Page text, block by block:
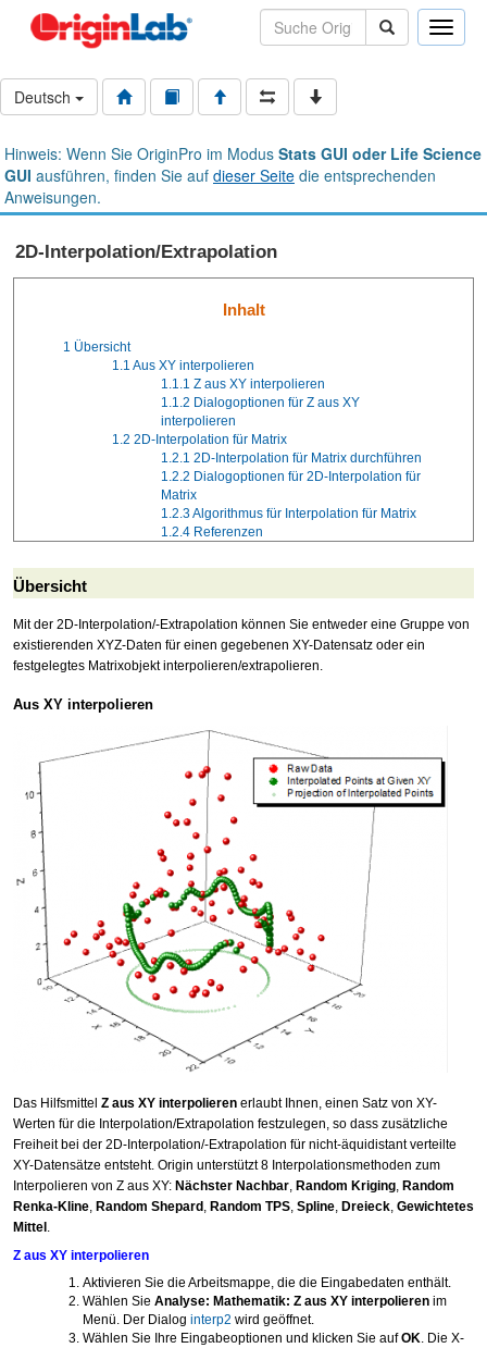
Toggle
Deutsch
Hinweis: Wenn Sie OriginPro im Modus Stats GUI oder Life Science
GUI ausführen, finden Sie auf dieser Seite die entsprechenden
Anweisungen.
2D-Interpolation/Extrapolation
Inhalt
1 Übersicht
1.1 Aus XY interpolieren
1.1.1 Z aus XY interpolieren
1.1.2 Dialogoptionen für Z aus XY
interpolieren
1.2 2D-Interpolation für Matrix
1.2.1 2D-Interpolation für Matrix durchführen
1.2.2 Dialogoptionen für 2D-Interpolation für
Matrix
1.2.3Algorithmus für Interpolation für Matrix
1.2.4 Referenzen
Übersicht
Mit der 2D-Interpolation/-Extrapolation können Sie entweder eine Gruppe von
existierenden XYZ-Daten für einen gegebenen XY-Datensatz oder ein
festgelegtes Matrixobjekt interpolieren/extrapolieren.
Aus XY interpolieren
Das Hilfsmittel Z aus XY interpolieren erlaubt Ihnen, einen Satz von XY-
Werten für die Interpolation/Extrapolation festzulegen, so dass zusätzliche
Freiheit bei der 2D-Interpolation/-Extrapolation für nicht-äquidistant verteilte
XY-Datensätze entsteht. Origin unterstützt 8 Interpolationsmethoden zum
Interpolieren von Z aus XY: Nächster Nachbar Random Kriging Random
Renka-Kline Random Shepard Random TPS Spline Dreieck Gewichtetes
Mittel
Z aus XY interpolieren
Aktivieren Sie die Arbeitsmappe, die die Eingabedaten enthält.
Wählen Sie Analyse: Mathematik: Z aus XY interpolieren im
Menü. Der Dialog interp2 wird geöffnet.
Wählen Sie Ihre Eingabeoptionen und klicken Sie aufOK. Die X-